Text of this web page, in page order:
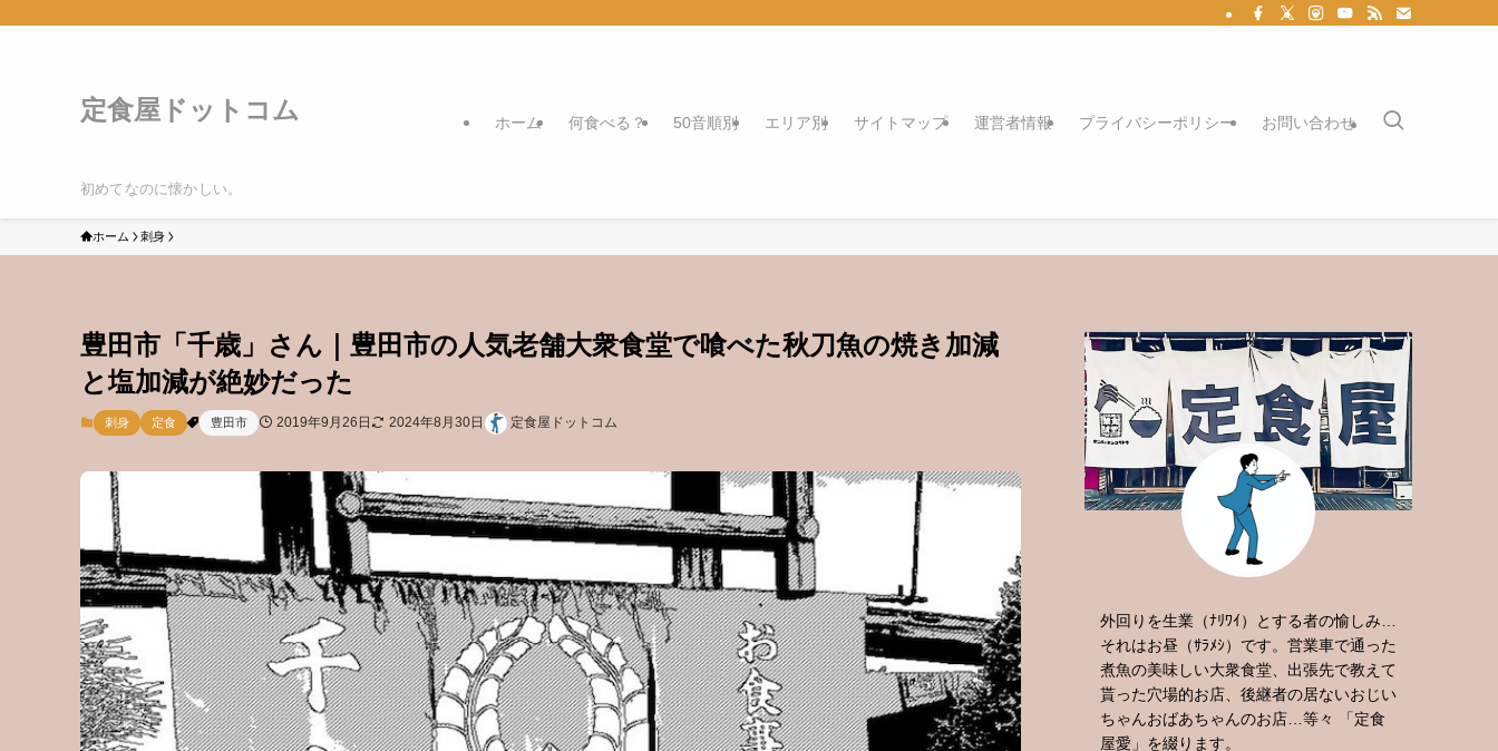
定食屋ドットコム
初めてなのに懐かしい。
ホーム 何食べる？ 50音順別 エリア別 サイトマップ 運営者情報 プライバシーポリシー お問い合わせ
ホーム 刺身
豊田市「千歳」さん｜豊田市の人気老舗大衆食堂で喰べた秋刀魚の焼き加減
と塩加減が絶妙だった
刺身 定食 豊田市 2019年9月26日 2024年8月30日 定食屋ドットコム
外回りを生業（ﾅﾘﾜｲ）とする者の愉しみ…
それはお昼（ｻﾗﾒｼ）です。営業車で通った
煮魚の美味しい大衆食堂、出張先で教えて
貰った穴場的お店、後継者の居ないおじい
ちゃんおばあちゃんのお店…等々 「定食
屋愛」を綴ります。